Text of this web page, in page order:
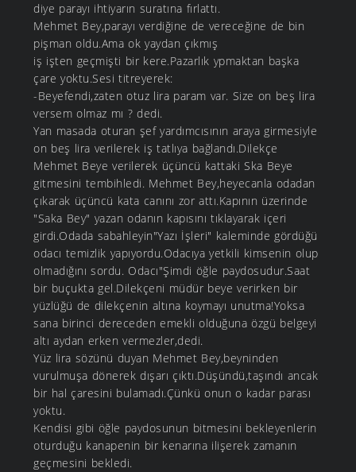
diye parayı ihtiyarın suratına fırlattı.
Mehmet Bey,parayı verdiğine de vereceğine de bin
pişman oldu.Ama ok yaydan çıkmış
iş işten geçmişti bir kere.Pazarlık ypmaktan başka
çare yoktu.Sesi titreyerek:
-Beyefendi,zaten otuz lira param var. Size on beş lira
versem olmaz mı ? dedi.
Yan masada oturan şef yardımcısının araya girmesiyle
on beş lira verilerek iş tatlıya bağlandı.Dilekçe
Mehmet Beye verilerek üçüncü kattaki Ska Beye
gitmesini tembihledi. Mehmet Bey,heyecanla odadan
çıkarak üçüncü kata canını zor attı.Kapının üzerinde
"Saka Bey" yazan odanın kapısını tıklayarak içeri
girdi.Odada sabahleyin"Yazı İşleri" kaleminde gördüğü
odacı temizlik yapıyordu.Odacıya yetkili kimsenin olup
olmadığını sordu. Odacı"Şimdi öğle paydosudur.Saat
bir buçukta gel.Dilekçeni müdür beye verirken bir
yüzlüğü de dilekçenin altına koymayı unutma!Yoksa
sana birinci dereceden emekli olduğuna özgü belgeyi
altı aydan erken vermezler,dedi.
Yüz lira sözünü duyan Mehmet Bey,beyninden
vurulmuşa dönerek dışarı çıktı.Düşündü,taşındı ancak
bir hal çaresini bulamadı.Çünkü onun o kadar parası
yoktu.
Kendisi gibi öğle paydosunun bitmesini bekleyenlerin
oturduğu kanapenin bir kenarına ilişerek zamanın
geçmesini bekledi.